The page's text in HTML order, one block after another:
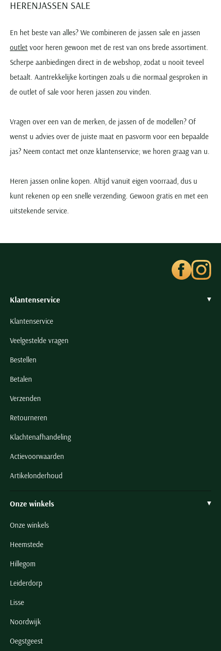
HERENJASSEN SALE
En het beste van alles? We combineren de jassen sale en jassen
outlet voor heren gewoon met de rest van ons brede assortiment.
Scherpe aanbiedingen direct in de webshop, zodat u nooit teveel
betaalt. Aantrekkelijke kortingen zoals u die normaal gesproken in
de outlet of sale voor heren jassen zou vinden.
Vragen over een van de merken, de jassen of de modellen? Of
wenst u advies over de juiste maat en pasvorm voor een bepaalde
jas? Neem contact met onze klantenservice; we horen graag van u.
Heren jassen online kopen. Altijd vanuit eigen voorraad, dus u
kunt rekenen op een snelle verzending. Gewoon gratis en met een
uitstekende service.
Klantenservice
Klantenservice
Veelgestelde vragen
Bestellen
Betalen
Verzenden
Retourneren
Klachtenafhandeling
Actievoorwaarden
Artikelonderhoud
Onze winkels
Onze winkels
Heemstede
Hillegom
Leiderdorp
Lisse
Noordwijk
Oegstgeest